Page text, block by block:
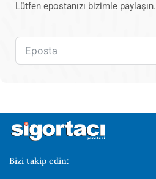
Lütfen epostanızı bizimle paylaşın.
Bizi takip edin: